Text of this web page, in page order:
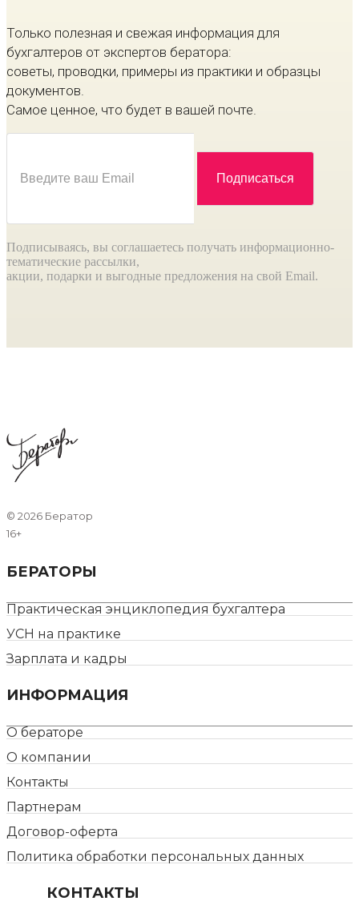
Только полезная и свежая информация для
бухгалтеров от экспертов бератора:
советы, проводки, примеры из практики и образцы
документов.
Самое ценное, что будет в вашей почте.
Подписываясь, вы соглашаетесь получать информационно-
тематические рассылки,
акции, подарки и выгодные предложения на свой Email.
© 2026 Бератор
16+
БЕРАТОРЫ
Практическая энциклопедия бухгалтера
УСН на практике
Зарплата и кадры
ИНФОРМАЦИЯ
О бераторе
О компании
Контакты
Партнерам
Договор-оферта
Политика обработки персональных данных
КОНТАКТЫ